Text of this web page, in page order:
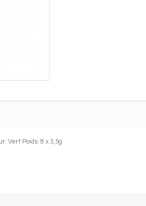
Vert Poids: 8 x 3,5g